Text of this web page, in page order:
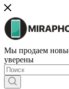
Мы продаем
уверены